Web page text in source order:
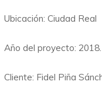
Ubicación: Ciudad Real
Año del proyecto: 2018.
Cliente: Fidel Piña